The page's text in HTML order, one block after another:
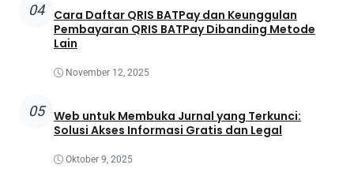
04
Cara Daftar QRIS BATPay dan Keunggulan
Pembayaran QRIS BATPay Dibanding Metode
Lain
November 12, 2025
05 Web untuk Membuka Jurnal yang Terkunci:
Solusi Akses Informasi Gratis dan Legal
Oktober 9, 2025